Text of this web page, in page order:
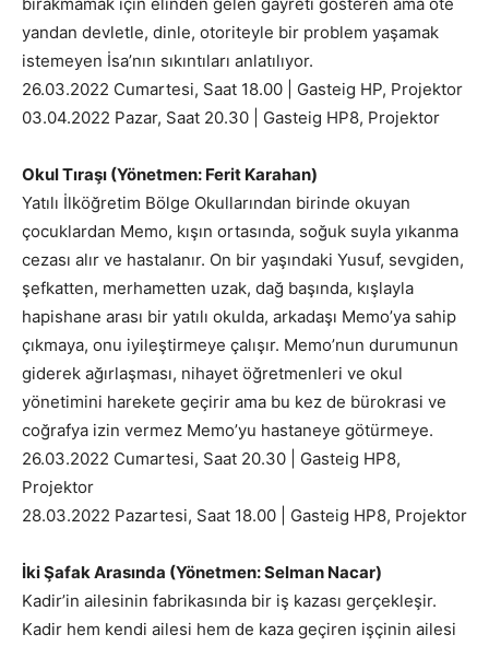
bırakmamak için elinden gelen gayreti gösteren ama öte
yandan devletle, dinle, otoriteyle bir problem yaşamak
istemeyen İsa’nın sıkıntıları anlatılıyor.
26.03.2022 Cumartesi, Saat 18.00 | Gasteig HP, Projektor
03.04.2022 Pazar, Saat 20.30 | Gasteig HP8, Projektor
Okul Tıraşı (Yönetmen: Ferit Karahan)
Yatılı İlköğretim Bölge Okullarından birinde okuyan
çocuklardan Memo, kışın ortasında, soğuk suyla yıkanma
cezası alır ve hastalanır. On bir yaşındaki Yusuf, sevgiden,
şefkatten, merhametten uzak, dağ başında, kışlayla
hapishane arası bir yatılı okulda, arkadaşı Memo’ya sahip
çıkmaya, onu iyileştirmeye çalışır. Memo’nun durumunun
giderek ağırlaşması, nihayet öğretmenleri ve okul
yönetimini harekete geçirir ama bu kez de bürokrasi ve
coğrafya izin vermez Memo’yu hastaneye götürmeye.
26.03.2022 Cumartesi, Saat 20.30 | Gasteig HP8,
Projektor
28.03.2022 Pazartesi, Saat 18.00 | Gasteig HP8, Projektor
İki Şafak Arasında (Yönetmen: Selman Nacar)
Kadir’in ailesinin fabrikasında bir iş kazası gerçekleşir.
Kadir hem kendi ailesi hem de kaza geçiren işçinin ailesi